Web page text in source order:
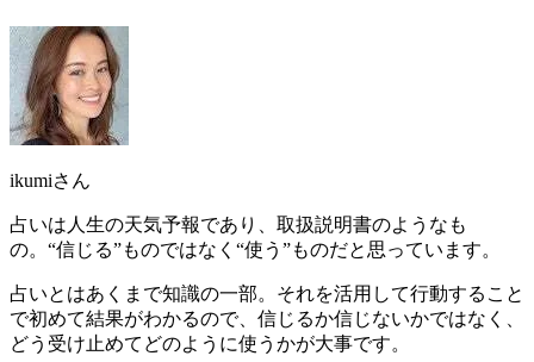
ikumiさん
占いは人生の天気予報であり、取扱説明書のようなも
の。“信じる”ものではなく“使う”ものだと思っています。
占いとはあくまで知識の一部。それを活用して行動すること
で初めて結果がわかるので、信じるか信じないかではなく、
どう受け止めてどのように使うかが大事です。